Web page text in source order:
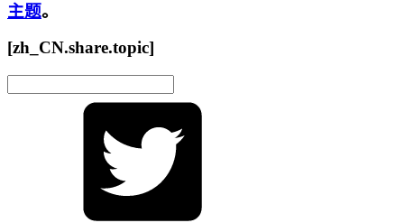
主题。
[zh_CN.share.topic]